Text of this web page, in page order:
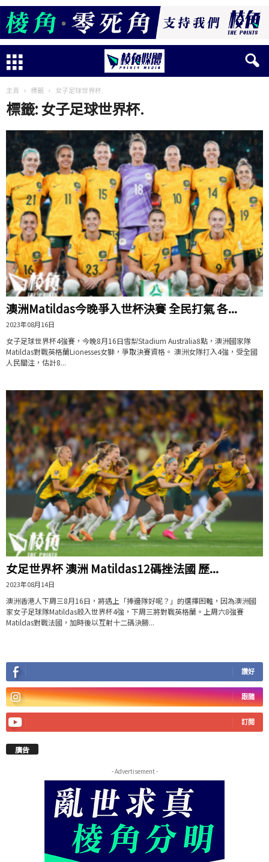
主頁 標籤 女子足球世界杯.
標籤: 女子足球世界杯.
澳洲Matildas今晚爭入世杯決賽 全民打氣 各...
2023年08月16日
女子足球世界杯4強賽，今晚8月16日雪梨Stadium Australia8點，澳洲國家隊
Matildas對戰英格蘭Lionesses女獅，爭取決賽資格。 澳洲女隊打入4強，受全國
人民關注，估計8...
女足世界杯 澳洲 Matildas12碼挫法國 歷...
2023年08月14日
澳洲香港人下周三8月16日，將遇上「捧邊隊好呢？」的選擇困難，因為澳洲國
家女子足球隊Matildas殺入世界杯4強，下周三將對戰英格蘭。上周六8強賽
Matildas對戰法國，加時後以互射十二碼決勝...
讚好
跟隨
訂閱
廣告
- Advertisement -